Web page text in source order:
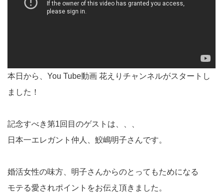
本日から、You Tube動画 花えりチャンネルがスタートし
ました！
記念すべき第1回目のゲストは、、、
日本一エレガント仲人、鮫嶋明子さんです。
婚活女性の味方、明子さんからのとってもためになる
モテる愛されポイントをお伝え頂きました。